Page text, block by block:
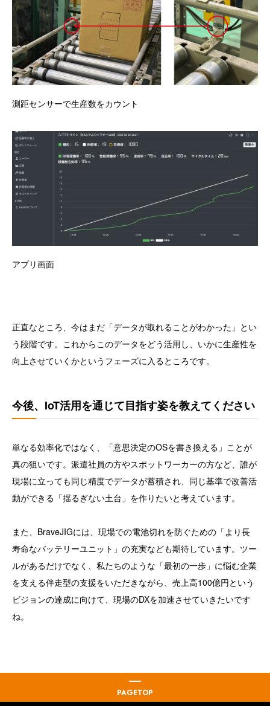
測距センサーで生産数をカウント
アプリ画面
正直なところ、今はまだ「データが取れることがわかった」とい
う段階です。これからこのデータをどう活用し、いかに生産性を
向上させていくかというフェーズに入るところです。
今後、IoT活用を通じて目指す姿を教えてください
単なる効率化ではなく、「意思決定のOSを書き換える」ことが
真の狙いです。派遣社員の方やスポットワーカーの方など、誰が
現場に立っても同じ精度でデータが蓄積され、同じ基準で改善活
動ができる「揺るぎない土台」を作りたいと考えています。
また、BraveJIGには、現場での電池切れを防ぐための「より長
寿命なバッテリーユニット」の充実なども期待しています。ツー
ルがあるだけでなく、私たちのような「最初の一歩」に悩む企業
を支える伴走型の支援をいただきながら、売上高100億円という
ビジョンの達成に向けて、現場のDXを加速させていきたいです
ね。
PAGETOP